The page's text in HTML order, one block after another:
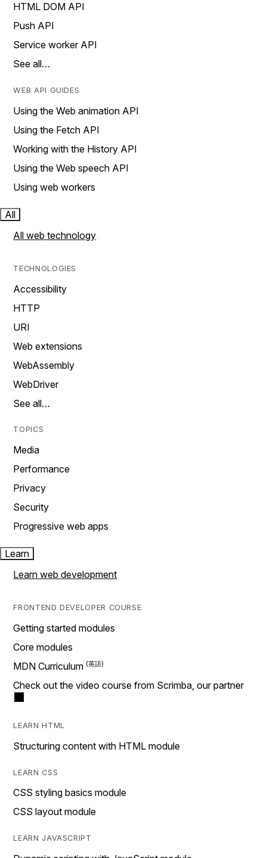
HTML DOM API
Push API
Service worker API
See all…
WEB API GUIDES
Using the Web animation API
Using the Fetch API
Working with the History API
Using the Web speech API
Using web workers
All
All web technology
TECHNOLOGIES
Accessibility
HTTP
URI
Web extensions
WebAssembly
WebDriver
See all…
TOPICS
Media
Performance
Privacy
Security
Progressive web apps
Learn
Learn web development
FRONTEND DEVELOPER COURSE
Getting started modules
Core modules
MDN Curriculum
Check out the video course from Scrimba, our partner
LEARN HTML
Structuring content with HTML module
LEARN CSS
CSS styling basics module
CSS layout module
LEARN JAVASCRIPT